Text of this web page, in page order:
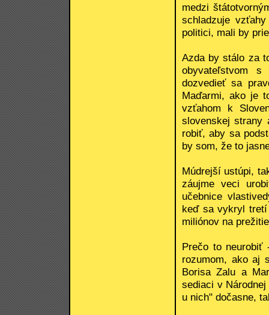
medzi
schladzuje
politici, mali by
Azda by stálo za
obyvateľstvom s
dozvedieť sa
Maďarmi, ako je
vzťahom k
slovenskej strany
robiť, aby sa
by som, že to
Múdrejší ustúpi,
záujme veci
učebnice
keď sa vykryl
miliónov na
Prečo to neurobiť
rozumom, ako aj
Borisa Zalu a
sediaci v
u nich" dočasne,